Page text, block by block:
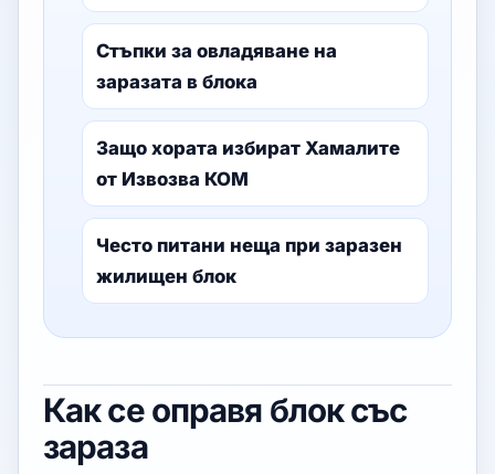
Стъпки за овладяване на
заразата в блока
Защо хората избират Хамалите
от Извозва КОМ
Често питани неща при заразен
жилищен блок
Как се оправя блок със
зараза